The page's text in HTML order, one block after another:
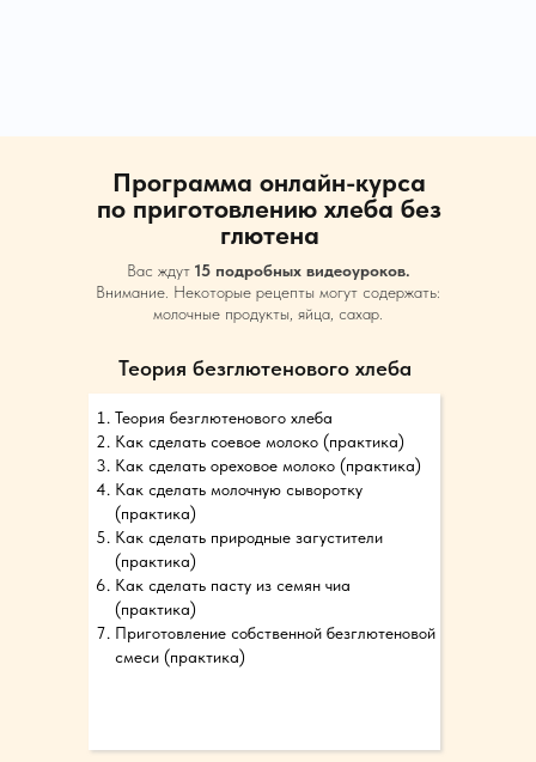
Программа онлайн-курса
по приготовлению хлеба без
глютена
Вас ждут 15 подробных видеоуроков.
Внимание. Некоторые рецепты могут содержать:
молочные продукты, яйца, сахар.
Теория безглютенового хлеба
Как сделать соевое молоко (практика)
Как сделать ореховое молоко (практика)
Как сделать молочную сыворотку
(практика)
Как сделать природные загустители
(практика)
Как сделать пасту из семян чиа
(практика)
Приготовление собственной безглютеновой
смеси (практика)
Теория безглютенового хлеба